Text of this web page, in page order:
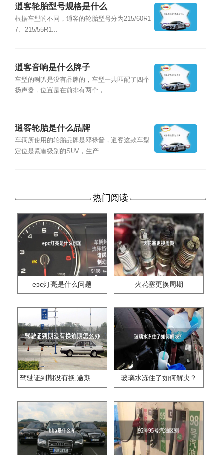
逍客轮胎型号规格是什么
根据车型的不同，逍客的轮胎型号分为215/60R1
7、215/55R1...
逍客音响是什么牌子
车型的喇叭是没有品牌的，车型一共匹配了四个
扬声器，位置是在前排有两个，...
逍客轮胎是什么品牌
车辆所使用的轮胎品牌是邓禄普，逍客这款车型
定位是紧凑级别的SUV，生产...
热门阅读
epc灯亮是什么问题 火花塞更换周期
驾驶证到期没有换,逾期怎么办?? 玻璃水冻住了如何解决？